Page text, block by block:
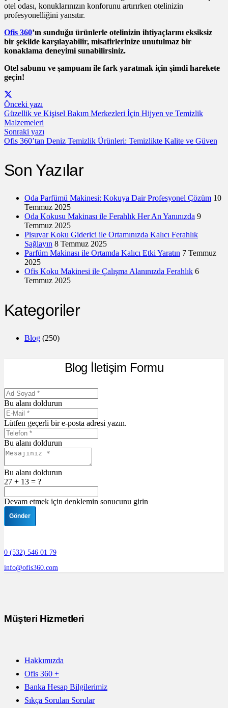
otel odası, konuklarınızın konforunu artırırken otelinizin
profesyonelliğini yansıtır.
Ofis 360’ın sunduğu ürünlerle otelinizin ihtiyaçlarını eksiksiz
bir şekilde karşılayabilir, misafirlerinize unutulmaz bir
konaklama deneyimi sunabilirsiniz.
Otel sabunu ve şampuanı ile fark yaratmak için şimdi harekete
geçin!
Önceki yazı
Güzellik ve Kişisel Bakım Merkezleri İçin Hijyen ve Temizlik
Malzemeleri
Sonraki yazı
Ofis 360’tan Deniz Temizlik Ürünleri: Temizlikte Kalite ve Güven
Son Yazılar
Oda Parfümü Makinesi: Kokuya Dair Profesyonel Çözüm 10
Temmuz 2025
Oda Kokusu Makinası ile Ferahlık Her An Yanınızda 9
Temmuz 2025
Pisuvar Koku Giderici ile Ortamınızda Kalıcı Ferahlık
Sağlayın 8 Temmuz 2025
Parfüm Makinası ile Ortamda Kalıcı Etki Yaratın 7 Temmuz
2025
Ofis Koku Makinesi ile Çalışma Alanınızda Ferahlık 6
Temmuz 2025
Kategoriler
Blog (250)
Blog İletişim Formu
Bu alanı doldurun
Lütfen geçerli bir e-posta adresi yazın.
Bu alanı doldurun
Bu alanı doldurun
27 + 13 = ?
Devam etmek için denklemin sonucunu girin
Gönder
0 (532) 546 01 79
info@ofis360.com
Müşteri Hizmetleri
Hakkımızda
Ofis 360 +
Banka Hesap Bilgilerimiz
Sıkça Sorulan Sorular